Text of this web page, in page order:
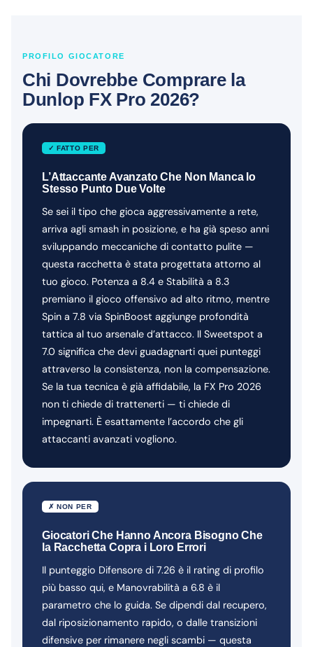
PROFILO GIOCATORE
Chi Dovrebbe Comprare la
Dunlop FX Pro 2026?
✓ FATTO PER
L’Attaccante Avanzato Che Non Manca lo
Stesso Punto Due Volte
Se sei il tipo che gioca aggressivamente a rete,
arriva agli smash in posizione, e ha già speso anni
sviluppando meccaniche di contatto pulite —
questa racchetta è stata progettata attorno al
tuo gioco. Potenza a 8.4 e Stabilità a 8.3
premiano il gioco offensivo ad alto ritmo, mentre
Spin a 7.8 via SpinBoost aggiunge profondità
tattica al tuo arsenale d’attacco. Il Sweetspot a
7.0 significa che devi guadagnarti quei punteggi
attraverso la consistenza, non la compensazione.
Se la tua tecnica è già affidabile, la FX Pro 2026
non ti chiede di trattenerti — ti chiede di
impegnarti. È esattamente l’accordo che gli
attaccanti avanzati vogliono.
✗ NON PER
Giocatori Che Hanno Ancora Bisogno Che
la Racchetta Copra i Loro Errori
Il punteggio Difensore di 7.26 è il rating di profilo
più basso qui, e Manovrabilità a 6.8 è il
parametro che lo guida. Se dipendi dal recupero,
dal riposizionamento rapido, o dalle transizioni
difensive per rimanere negli scambi — questa